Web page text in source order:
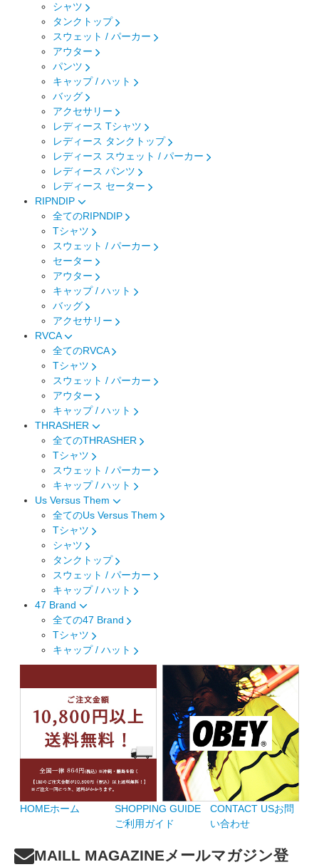
シャツ
タンクトップ
スウェット / パーカー
アウター
パンツ
キャップ / ハット
バッグ
アクセサリー
レディース Tシャツ
レディース タンクトップ
レディース スウェット / パーカー
レディース パンツ
レディース セーター
RIPNDIP
全てのRIPNDIP
Tシャツ
スウェット / パーカー
セーター
アウター
キャップ / ハット
バッグ
アクセサリー
RVCA
全てのRVCA
Tシャツ
スウェット / パーカー
アウター
キャップ / ハット
THRASHER
全てのTHRASHER
Tシャツ
スウェット / パーカー
キャップ / ハット
Us Versus Them
全てのUs Versus Them
Tシャツ
シャツ
タンクトップ
スウェット / パーカー
キャップ / ハット
47 Brand
全ての47 Brand
Tシャツ
キャップ / ハット
HOMEホーム
SHOPPING GUIDE
ご利用ガイド
CONTACT USお問
い合わせ
MAILL MAGAZINEメールマガジン登